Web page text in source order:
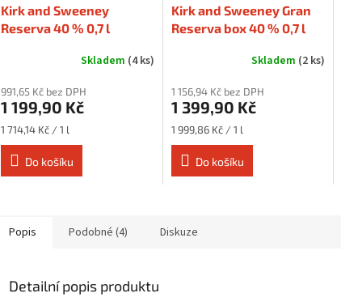
Kirk and Sweeney
Reserva 40 % 0,7 l
Skladem (4 ks)
991,65 Kč bez DPH
1 199,90 Kč
Měrná
cena:
1 714,14 Kč / 1 l
Do košíku
Kirk and Sweeney Gran
Reserva box 40 % 0,7 l
Skladem (2 ks)
1 156,94 Kč bez DPH
1 399,90 Kč
Měrná
cena:
1 999,86 Kč / 1 l
Do košíku
Popis Podobné (4) Diskuze
Detailní popis produktu